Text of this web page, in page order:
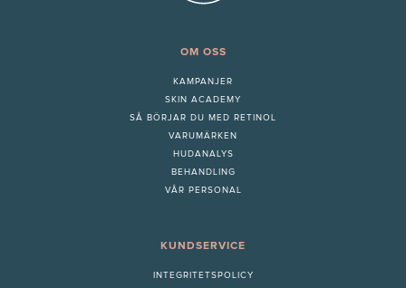
OM OSS
KAMPANJER
SKIN ACADEMY
SÅ BÖRJAR DU MED RETINOL
VARUMÄRKEN
HUDANALYS
BEHANDLING
VÅR PERSONAL
KUNDSERVICE
INTEGRITETSPOLICY